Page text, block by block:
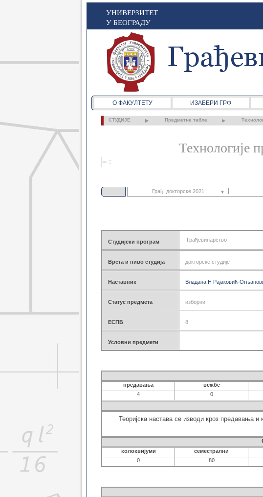
УНИВЕРЗИТЕТ
У БЕОГРАДУ
О ФАКУЛТЕТУ ИЗАБЕРИ ГРФ
СТУДИЈЕ Предметне табле
Технологије
Грађ. докторске 2021
Геоинф. основне 2021
Грађ. мастер 2021
Геодез. мастер 2021
Геоинф. мастер 2021
Грађ. докторске 2021
Геодез. докторске 2021
Грађ. дипломске 2021
Грађ. специјал. 2021
Грађ. основне 2014
Грађ. дипломске 2014
Грађ. докторске 2014
Грађ. специјал. 2014
Грађ. специјал. 2017
Геод. дипломске 2014
Геодез. докторске 2014
Грађ. основне 2008
Грађ. дипломске 2008
Грађ. докторске 2008
Геод. основне 2008
Геод. докторске 2008
Студијски програм Грађевинарство
Врста и ниво студија докторске студије
Наставник Владана Н Рајаковић-
Статус предмета изборни
ЕСПБ 8
Условни предмети
предавања вежбе
4
0
Теоријска настава се изводи кроз предавања и
колоквијуми семестрални
0
80